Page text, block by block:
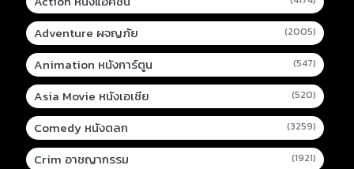
Adventure ผจญภัย (2005)
Animation หนังการ์ตูน (547)
Asia Movie หนังเอเชีย (520)
Comedy หนังตลก (3259)
Crim อาชญากรรม (1921)